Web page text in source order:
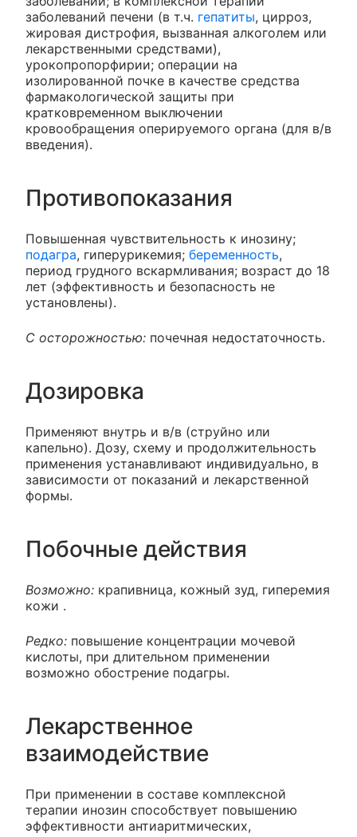
заболеваний печени (в т.ч. гепатиты, цирроз,
жировая дистрофия, вызванная алкоголем или
лекарственными средствами),
урокопропорфирии; операции на
изолированной почке в качестве средства
фармакологической защиты при
кратковременном выключении
кровообращения оперируемого органа (для в/в
введения).
Противопоказания
Повышенная чувствительность к инозину;
подагра, гиперурикемия; беременность,
период грудного вскармливания; возраст до 18
лет (эффективность и безопасность не
установлены).
С осторожностью: почечная недостаточность.
Дозировка
Применяют внутрь и в/в (струйно или
капельно). Дозу, схему и продолжительность
применения устанавливают индивидуально, в
зависимости от показаний и лекарственной
формы.
Побочные действия
Возможно: крапивница, кожный зуд, гиперемия
кожи .
Редко: повышение концентрации мочевой
кислоты, при длительном применении
возможно обострение подагры.
Лекарственное
взаимодействие
При применении в составе комплексной
терапии инозин способствует повышению
эффективности антиаритмических,